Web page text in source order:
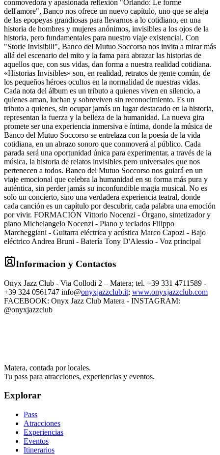
conmovedora y apasionada reflexión "Orlando: Le forme
dell'amore", Banco nos ofrece un nuevo capítulo, uno que se aleja
de las epopeyas grandiosas para llevarnos a lo cotidiano, en una
historia de hombres y mujeres anónimos, invisibles a los ojos de la
historia, pero fundamentales para nuestro viaje existencial. Con
"Storie Invisibili", Banco del Mutuo Soccorso nos invita a mirar más
allá del escenario del mito y la fama para abrazar las historias de
aquellos que, con sus vidas, dan forma a nuestra realidad cotidiana.
«Historias Invisibles» son, en realidad, retratos de gente común, de
los pequeños héroes ocultos en la normalidad de nuestras vidas.
Cada nota del álbum es un tributo a quienes viven en silencio, a
quienes aman, luchan y sobreviven sin reconocimiento. Es un
tributo a quienes, sin ocupar jamás un lugar destacado en la historia,
representan la fuerza y la belleza de la humanidad. La nueva gira
promete ser una experiencia inmersiva e íntima, donde la música de
Banco del Mutuo Soccorso se entrelaza con la poesía de la vida
cotidiana, en un abrazo sonoro que conmoverá al público. Cada
parada será una oportunidad única para experimentar, a través de la
música, la historia de relatos invisibles pero universales que nos
pertenecen a todos. Banco del Mutuo Soccorso nos guiará en un
viaje emocional que celebra la humanidad en su forma más pura y
auténtica, sin perder jamás su inconfundible magia musical. No es
solo un concierto, sino una verdadera experiencia teatral, donde
cada canción es un capítulo por descubrir, cada palabra una emoción
por vivir. FORMACIÓN Vittorio Nocenzi - Órgano, sintetizador y
piano Michelangelo Nocenzi - Piano y teclados Filippo
Marcheggiani - Guitarra eléctrica y acústica Marco Capozi - Bajo
eléctrico Andrea Bruni - Batería Tony D'Alessio - Voz principal
Informacion y Contactos
Onyx Jazz Club - Via Collodi 2 – Matera; tel. +39 331 4711589 -
+39 324 0561747 info@onyxjazzclub.it; www.onyxjazzclub.com
FACEBOOK: Onyx Jazz Club Matera - INSTAGRAM:
@onyxjazzclub
Matera, contada por locales.
Tu pass para atracciones, experiencias y eventos.
Explorar
Pass
Atracciones
Experiencias
Eventos
Itinerarios